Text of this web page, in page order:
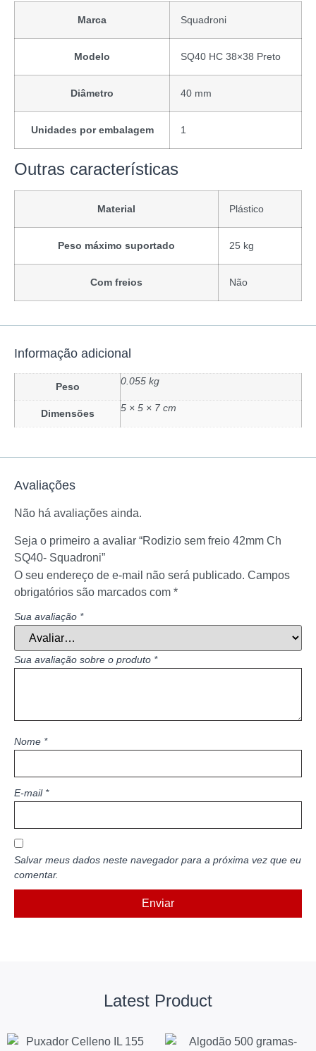
Marca Squadroni
Modelo SQ40 HC 38×38 Preto
Diâmetro 40 mm
Unidades por embalagem 1
Outras características
Material Plástico
Peso máximo suportado 25 kg
Com freios Não
Informação adicional
Peso 0.055 kg
Dimensões 5 × 5 × 7 cm
Avaliações
Não há avaliações ainda.
Seja o primeiro a avaliar “Rodizio sem freio 42mm Ch
SQ40- Squadroni”
O seu endereço de e-mail não será publicado. Campos
obrigatórios são marcados com *
Sua avaliação *
Sua avaliação sobre o produto *
Nome *
E-mail *
Salvar meus dados neste navegador para a próxima vez que eu
comentar.
Latest Product